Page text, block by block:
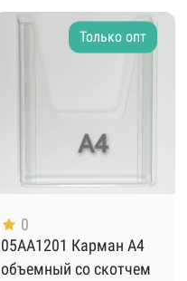
Только опт
0
05AA1201 Карман А4
объемный со скотчем